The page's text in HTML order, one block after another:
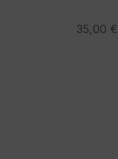
35,00 €